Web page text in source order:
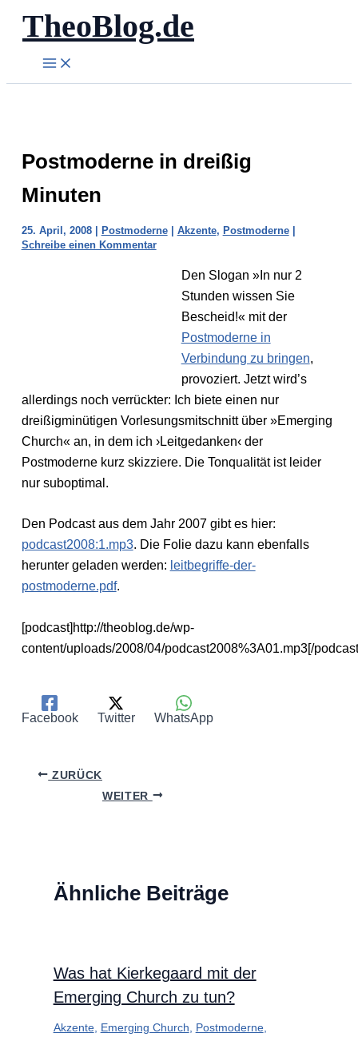
Zum
Inhalt
springen
TheoBlog.de
Postmoderne in dreißig
Minuten
25. April, 2008 | Postmoderne| Akzente, Postmoderne|
Schreibe einen Kommentar
Den Slogan »In nur 2
Stunden wissen Sie
Bescheid!« mit der
Postmoderne in
Verbindung zu bringen,
provoziert. Jetzt wird’s
allerdings noch verrückter: Ich biete einen nur
dreißigminütigen Vorlesungsmitschnitt über »Emerging
Church« an, in dem ich ›Leitgedanken‹ der
Postmoderne kurz skizziere. Die Tonqualität ist leider
nur suboptimal.
Den Podcast aus dem Jahr 2007 gibt es hier:
podcast2008:1.mp3. Die Folie dazu kann ebenfalls
herunter geladen werden: leitbegriffe-der-
postmoderne.pdf.
[podcast]http://theoblog.de/wp-
content/uploads/2008/04/podcast2008%3A01.mp3[/
Facebook Twitter WhatsApp
ZURÜCK
WEITER
Ähnliche Beiträge
Was hat Kierkegaard mit der
Emerging Church zu tun?
Akzente, Emerging Church Postmoderne,